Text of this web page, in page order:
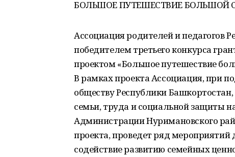
БОЛЬШОЕ ПУТЕШЕСТВИЕ БОЛЬШОЙ
Ассоциация родителей и педагогов
победителем третьего конкурса
проектом «Большое путешествие
В рамках проекта Ассоциация, при
обществу Республики
семьи, труда и социальной защиты
Администрации Нуримановского
проекта, проведет ряд
содействие развитию семейных